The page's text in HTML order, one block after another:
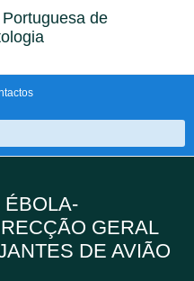
de
ÉBOLA-
GERAL
DE AVIÃO